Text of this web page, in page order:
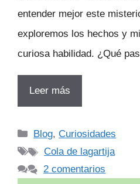
entender mejor este
exploremos los hechos y
curiosa habilidad. ¿Qué
Leer más
Categorías
Blog,Curiosidades
Etiquetas
Cola de lagartija
2 comentarios